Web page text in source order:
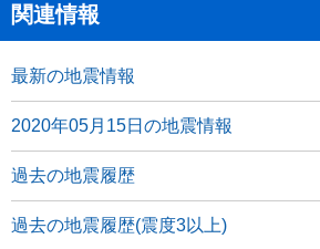
関連情報
最新の地震情報
2020年05月15日の地震情報
過去の地震履歴
過去の地震履歴(震度3以上)